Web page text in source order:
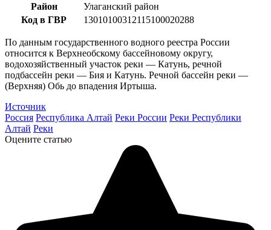
Район
Улаганский район
Код в ГВР
13010100312115100020288
По данным государственного водного реестра России
относится к Верхнеобскому бассейновому округу,
водохозяйственный участок реки — Катунь, речной
подбассейн реки — Бия и Катунь. Речной бассейн реки —
(Верхняя) Обь до впадения Иртыша.
Источник
Россия Республика Алтай Реки России Реки Республики
Алтай Реки
Оцените статью